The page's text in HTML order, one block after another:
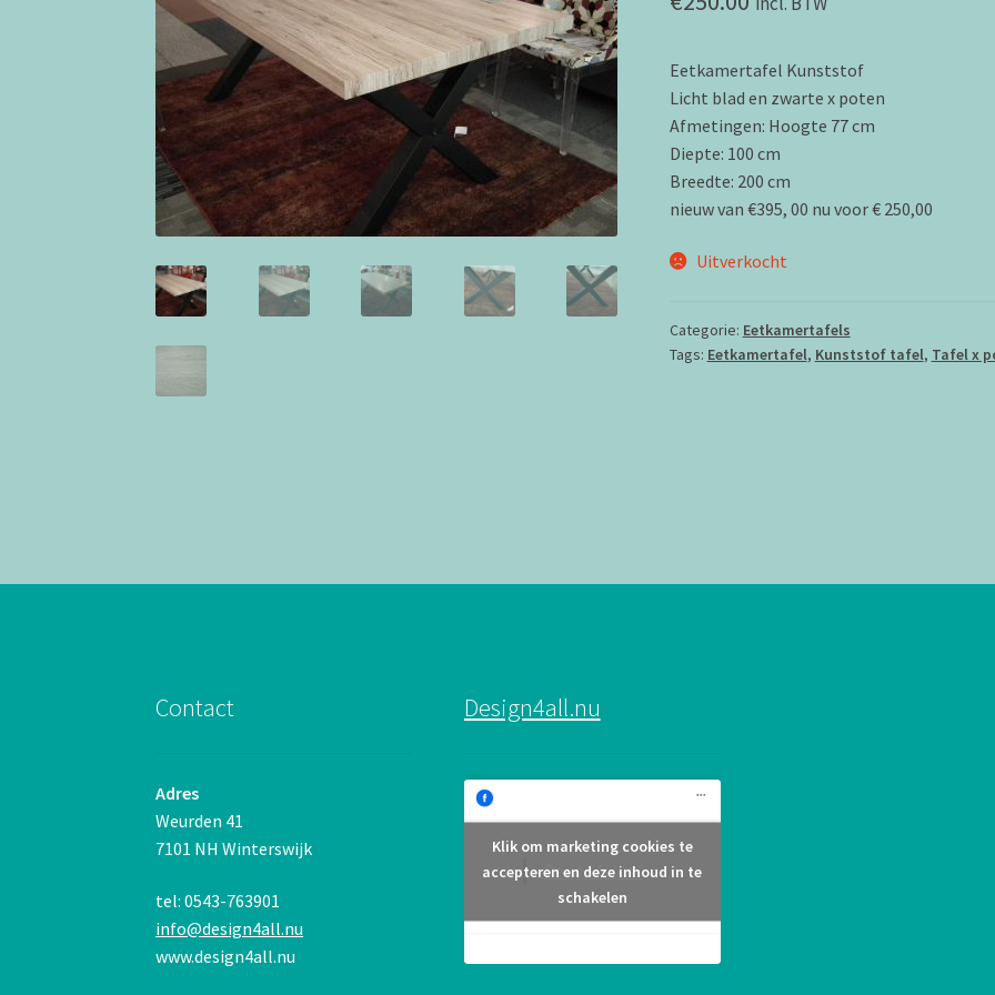
Eetkamertafel Kunststof
Licht blad en zwarte x poten
Afmetingen: Hoogte 77 cm
Diepte: 100 cm
Breedte: 200 cm
nieuw van €395, 00 nu voor € 250,00
Uitverkocht
Categorie: Eetkamertafels
Tags: Eetkamertafel, Kunststof tafel, Tafel x
Contact
Adres
Weurden 41
7101 NH Winterswijk
tel: 0543-763901
info@design4all.nu
www.design4all.nu
Design4all.nu
Design4all.nu
Klik om marketing cookies te
accepteren en deze inhoud in te
schakelen